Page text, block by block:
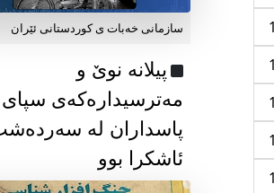
سازمانی خەبات ی كوردستانی ئێران
پیلانە نوێ و
مەترسیدارەکەی سپای
پاسداران لە
ئاشکرا بوو